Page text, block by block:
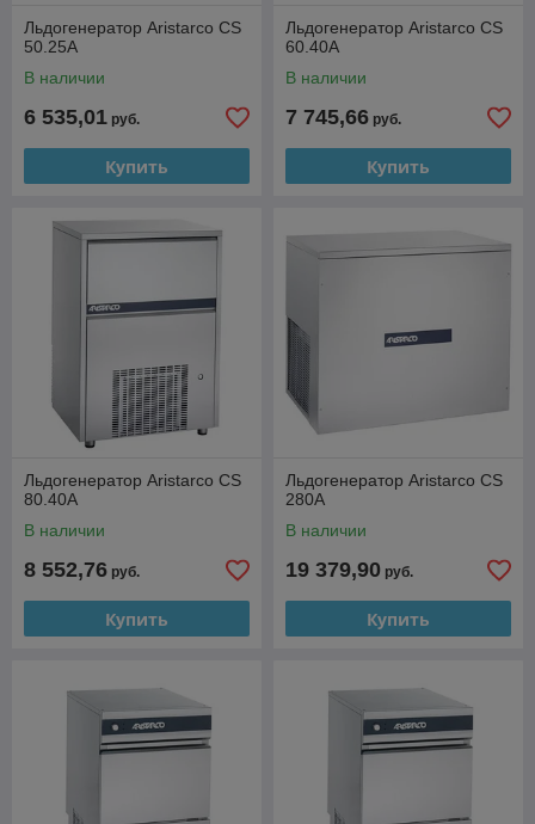
Льдогенератор Aristarco CS
50.25A
В наличии
6 535,01 руб.
Купить
Льдогенератор Aristarco CS
60.40A
В наличии
7 745,66 руб.
Купить
Льдогенератор Aristarco CS
80.40A
В наличии
8 552,76 руб.
Купить
Льдогенератор Aristarco CS
280A
В наличии
19 379,90 руб.
Купить